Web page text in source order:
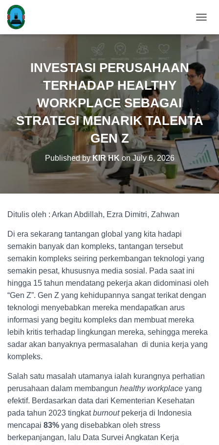
O
G
N
A
G
A
T
O
N
INVESTASI PERUSAHAAN
TERHADAP HEALTHY
WORKPLACE SEBAGAI
STRATEGI MENARIK TALENTA
GEN Z
Published byKIR HK onJuly 6, 2026
Ditulis oleh : Arkan Abdillah, Ezra Dimitri, Zahwan
Di era sekarang tantangan global yang kita hadapi
semakin banyak dan kompleks, tantangan tersebut
semakin kompleks seiring perkembangan teknologi yang
semakin pesat, khususnya media sosial. Pada saat ini
hingga 15 tahun mendatang pekerja akan didominasi oleh
“Gen Z”. Gen Z yang kehidupannya sangat terikat dengan
teknologi menyebabkan mereka mendapatkan arus
informasi yang begitu kompleks dan membuat mereka
lebih kritis terhadap lingkungan mereka, sehingga mereka
sadar akan banyaknya permasalahan di dunia kerja yang
kompleks.
Salah satu masalah utamanya ialah kurangnya perhatian
perusahaan dalam membangun healthy workplace yang
efektif. Berdasarkan data dari Kementerian Kesehatan
pada tahun 2023 tingkatburnoutpekerja di Indonesia
mencapai 83% yang disebabkan oleh stress
berkepanjangan, lalu Data Survei Angkatan Kerja